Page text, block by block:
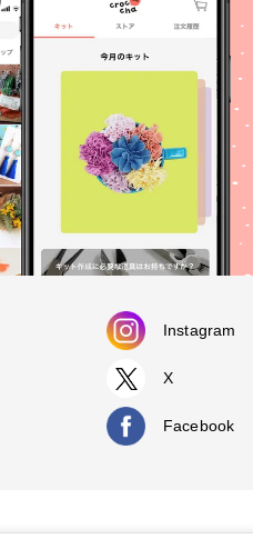
Instagram
X
Facebook